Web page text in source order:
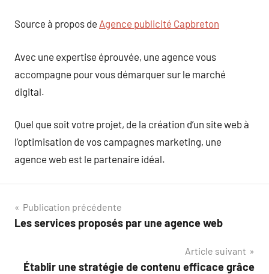
Source à propos de Agence publicité Capbreton
Avec une expertise éprouvée, une agence vous
accompagne pour vous démarquer sur le marché
digital.
Quel que soit votre projet, de la création d’un site web à
l’optimisation de vos campagnes marketing, une
agence web est le partenaire idéal.
Navigation
de
l’article
Publication précédente
Les services proposés par une agence web
Article suivant
Établir une stratégie de contenu efficace grâce